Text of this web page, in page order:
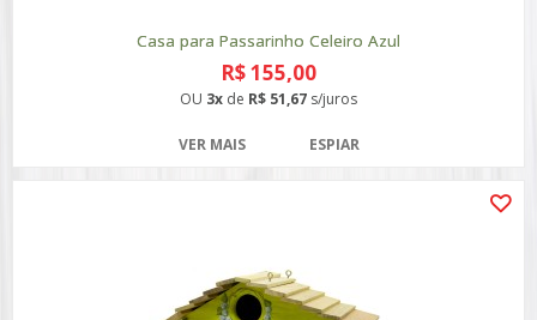
Casa para Passarinho Celeiro Azul
R$ 155,00
OU 3x de R$ 51,67 s/juros
VER MAIS ESPIAR